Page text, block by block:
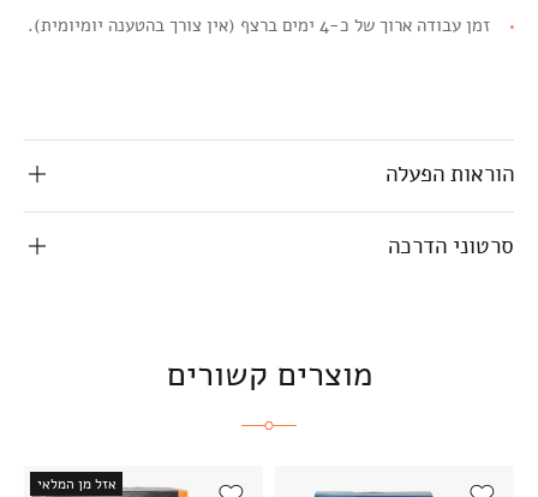
זמן עבודה ארוך של כ-4 ימים ברצף (אין צורך בהטענה יומיומית).
הוראות הפעלה
סרטוני הדרכה
מוצרים קשורים
אזל מן המלאי